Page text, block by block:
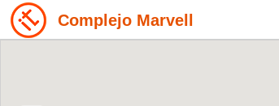
Complejo Marvell